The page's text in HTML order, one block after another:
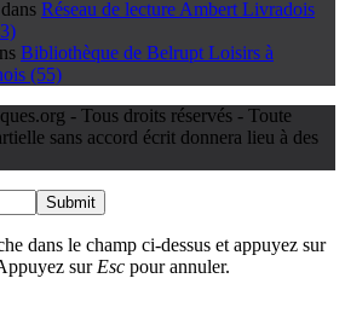
dans Réseau de lecture Ambert Livradois
Bibliothèque de Belrupt Loisirs à
(55)
- Tous droits réservés - Toute
sans accord écrit donnera lieu à des
Submit
dans le champ ci-dessus et appuyez sur
sur Esc pour annuler.